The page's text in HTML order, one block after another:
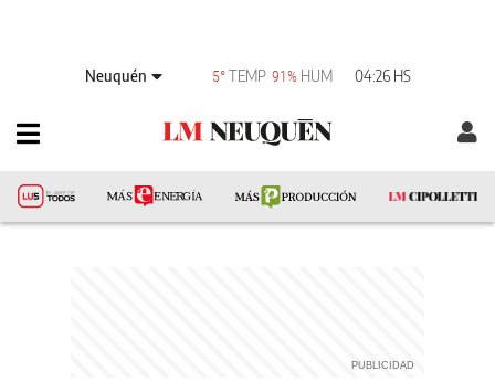
Neuquén 5° TEMP 91% HUM 04:26 HS